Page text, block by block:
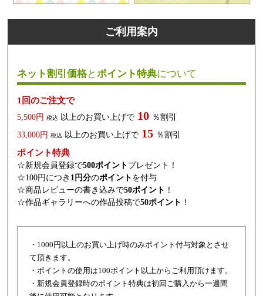
ご利用案内
ネット割引価格とポイント特典について
1回のご注文で
5,500円 税込 以上のお買い上げで 10 ％割引
33,000円 税込 以上のお買い上げで 15 ％割引
ポイント特典
☆新規会員登録で500ポイント プレゼント！
☆100円につき 1円分のポイント を付与
☆商品レビューの書き込みで50ポイント ！
☆作品ギャラリーへの作品投稿で50ポイント ！
・1000円以上のお買い上げ時のみポイント付与対象とさせ
て頂きます。
・ポイントの使用は100ポイント以上からご利用頂けます。
・新規会員登録時のポイント特典は初回ご購入から一週間